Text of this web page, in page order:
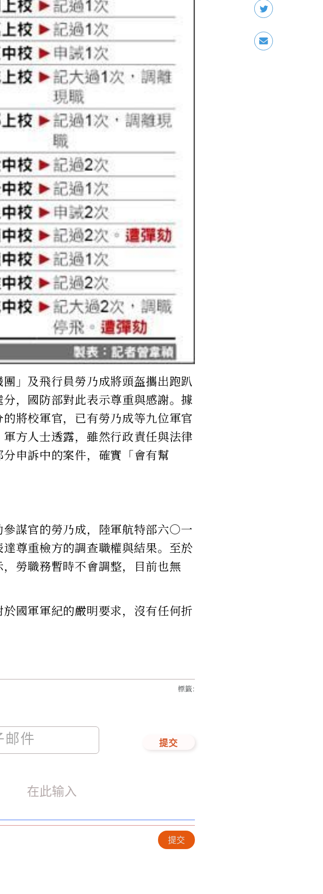
」及飛行員勞乃成將頭盔攜出跑趴
，國防部對此表示尊重與感謝。據
將校軍官，已有勞乃成等九位軍官
方人士透露，雖然行政責任與法律
申訴中的案件，確實「會有幫
謀官的勞乃成，陸軍航特部六○一
尊重檢方的調查職權與結果。至於
勞職務暫時不會調整，目前也無
國軍軍紀的嚴明要求，沒有任何折
提交
標籤:
提交